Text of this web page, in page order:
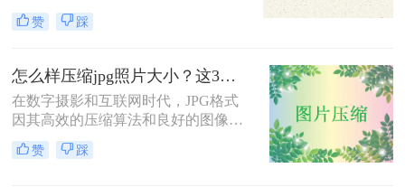
制，图片压缩都是高频需求。那么怎
么压缩图片呢？本文系统梳理5类主
你快速掌握压缩技巧。
赞 踩
怎么样压缩jpg照片大小？这3种图片压缩方法一定要会！
在数字摄影和互联网时代，JPG格式
因其高效的压缩算法和良好的图像质
量而广受欢迎。然而，有时JPG照片
的大小可能过大，不便于分享、上传
赞 踩